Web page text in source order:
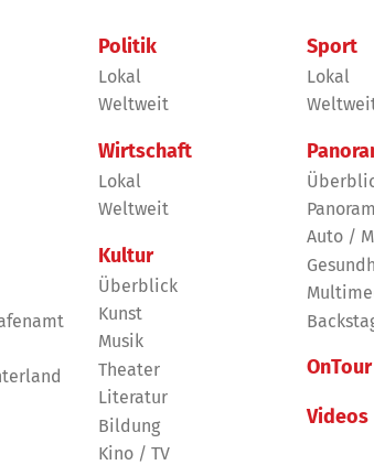
Politik
Lokal
Weltweit
Wirtschaft
Lokal
Weltweit
Kultur
Überblick
Kunst
Musik
Theater
Literatur
Bildung
Kino / TV
Sport
Lokal
Auto /
OnTour
Videos